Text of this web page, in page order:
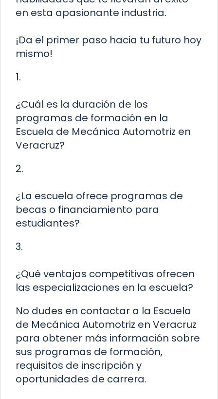
en esta apasionante industria.
¡Da el primer paso hacia tu futuro hoy
mismo!
1.
¿Cuál es la duración de los
programas de formación en la
Escuela de Mecánica Automotriz en
Veracruz?
2.
¿La escuela ofrece programas de
becas o financiamiento para
estudiantes?
3.
¿Qué ventajas competitivas ofrecen
las especializaciones en la escuela?
No dudes en contactar a la Escuela
de Mecánica Automotriz en Veracruz
para obtener más información sobre
sus programas de formación,
requisitos de inscripción y
oportunidades de carrera.